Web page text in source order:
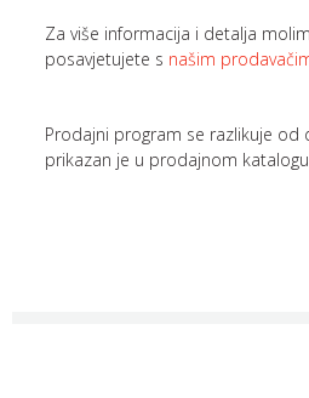
Za više informacija i detalja
posavjetujete s našim
Prodajni program se razlikuje od
prikazan je u prodajnom